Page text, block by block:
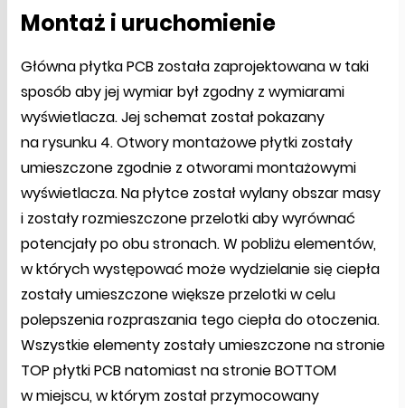
Montaż i uruchomienie
Główna płytka PCB została zaprojektowana w taki
sposób aby jej wymiar był zgodny z wymiarami
wyświetlacza. Jej schemat został pokazany
na rysunku 4. Otwory montażowe płytki zostały
umieszczone zgodnie z otworami montażowymi
wyświetlacza. Na płytce został wylany obszar masy
i zostały rozmieszczone przelotki aby wyrównać
potencjały po obu stronach. W pobliżu elementów,
w których występować może wydzielanie się ciepła
zostały umieszczone większe przelotki w celu
polepszenia rozpraszania tego ciepła do otoczenia.
Wszystkie elementy zostały umieszczone na stronie
TOP płytki PCB natomiast na stronie BOTTOM
w miejscu, w którym został przymocowany